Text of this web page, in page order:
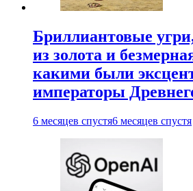
Бриллиантовые
из золота и
какими были
императоры
6 месяцев спустя6 месяцев спустя